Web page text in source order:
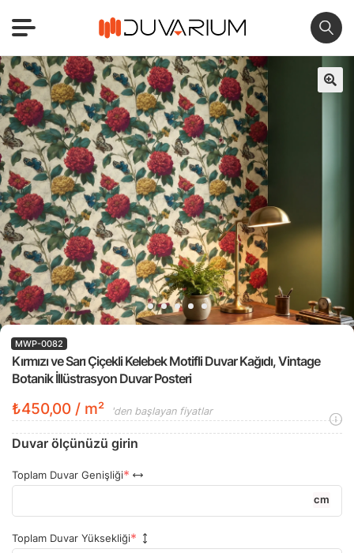
Kırmızı ve Sarı Çiçekli Kelebek Motifli Duvar Kağıdı, Vintage
Botanik İllüstrasyon Duvar Posteri
MWP-0082
₺450,00 / m² 'den başlayan fiyatlar
Duvar ölçünüzü girin
Toplam Duvar Genişliği
cm
Toplam Duvar Yüksekliği